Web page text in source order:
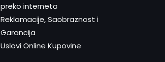
preko interneta
Reklamacije, Saobraznost i
Garancija
Uslovi Online Kupovine